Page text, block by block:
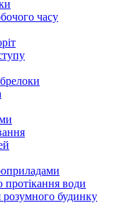
часу
води
розумного будинку